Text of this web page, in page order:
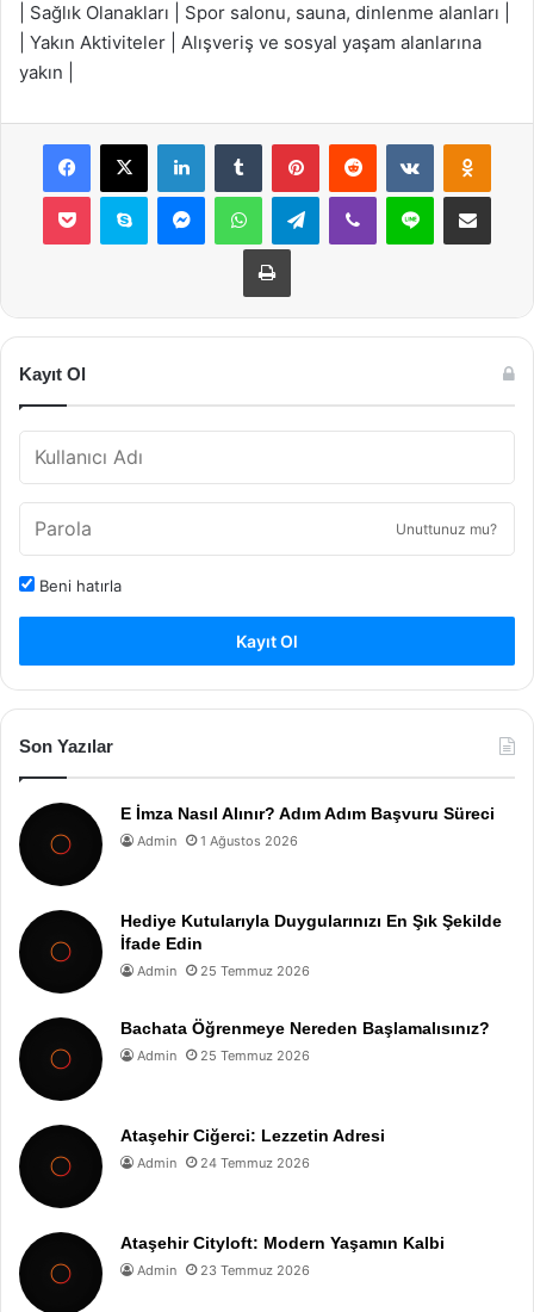
| Sağlık Olanakları | Spor salonu, sauna, dinlenme alanları |
| Yakın Aktiviteler | Alışveriş ve sosyal yaşam alanlarına
yakın |
Facebook
X LinkedInTumblr PinterestReddit VKontakte
Pocket Skype MessengerWhatsAppTelegramViber Line E-Posta ile
Yazdır
Kayıt Ol
Unuttunuz mu?
Beni hatırla
Kayıt Ol
Son Yazılar
E İmza Nasıl Alınır? Adım Adım Başvuru Süreci
Admin 1 Ağustos 2026
Hediye Kutularıyla Duygularınızı En Şık Şekilde
İfade Edin
Admin 25 Temmuz 2026
Bachata Öğrenmeye Nereden Başlamalısınız?
Admin 25 Temmuz 2026
Ataşehir Ciğerci: Lezzetin Adresi
Admin 24 Temmuz 2026
Ataşehir Cityloft: Modern Yaşamın Kalbi
Admin 23 Temmuz 2026